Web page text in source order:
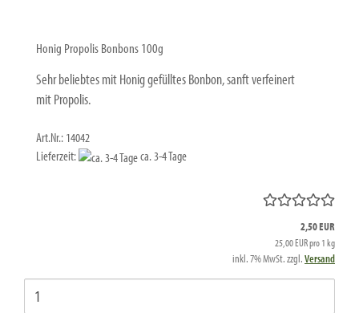
Honig Propolis Bonbons 100g
Sehr beliebtes mit Honig gefülltes Bonbon, sanft verfeinert
mit Propolis.
Art.Nr.: 14042
Lieferzeit:
ca. 3-4 Tage
2,50 EUR
25,00 EUR pro 1 kg
inkl. 7% MwSt. zzgl.Versand